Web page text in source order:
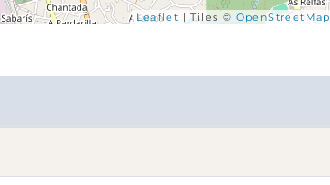
Leaflet | Tiles ©OpenStreetMap